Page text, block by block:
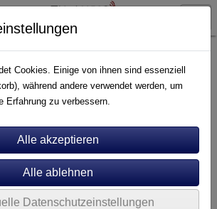
P - Z Viablue
Cookies. Einige von ihnen sind essenziell
während andere verwendet werden, um
Erfahrung zu verbessern.
Datenschutzeinstellungen